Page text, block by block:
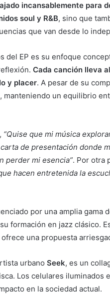
incansablemente para
soul y R&B, sino que
que van desde lo
del EP es su enfoque
Cada canción lleva
y placer. A pesar de su
manteniendo un equilibrio
, “Quise que mi música
de presentación donde
perder mi esencia”. Por otra
hacen entretenida la
por una amplia gama
formación en jazz clásico.
una propuesta
urbano Seek, es un
Los celulares iluminados
en la sociedad actual.